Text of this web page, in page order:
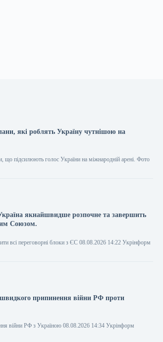
які роблять Україну чутнішою на
підсилюють голос України на міжнародній арені. Фото
якнайшвидше розпочне та завершить
Союзом.
всі переговорні блоки з ЄС 08.08.2026 14:22 Укрінформ
припинення війни РФ проти
війни РФ з Україною 08.08.2026 14:34 Укрінформ